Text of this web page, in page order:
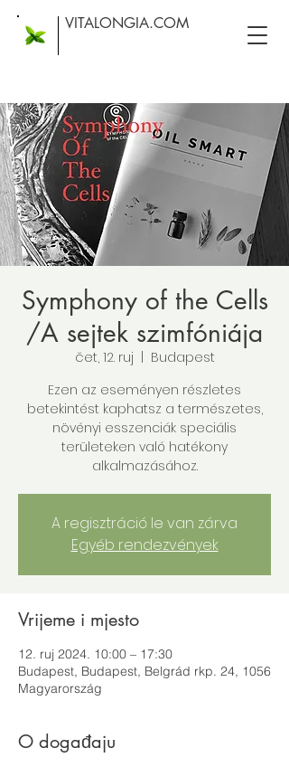
VITALONGIA.COM
Symphony of the Cells
/A sejtek szimfóniája
čet, 12. ruj
Budapest
Ezen az eseményen részletes
betekintést kaphatsz a természetes,
növényi esszenciák speciális
területeken való hatékony
alkalmazásához.
A regisztráció le van zárva
Egyéb rendezvények
Vrijeme i mjesto
12. ruj 2024. 10:00 – 17:30
Budapest, Budapest, Belgrád rkp. 24, 1056
Magyarország
O događaju